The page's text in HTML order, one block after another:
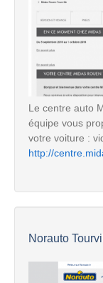
Le centre auto
équipe vous
votre voiture :
http://
Norauto